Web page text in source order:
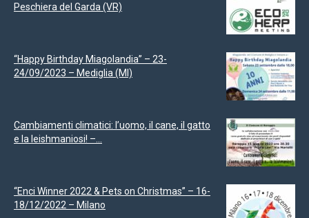
Peschiera del Garda (VR)
“Happy Birthday Miagolandia” – 23-
24/09/2023 – Mediglia (MI)
Cambiamenti climatici: l’uomo, il cane, il gatto
e la leishmaniosi! –...
“Enci Winner 2022 & Pets on Christmas” – 16-
18/12/2022 – Milano